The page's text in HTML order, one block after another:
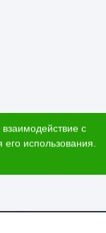
с
использования.